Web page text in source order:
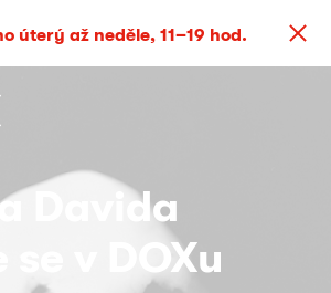
úterý až neděle, 11–19 hod.
Davida
v DOXu